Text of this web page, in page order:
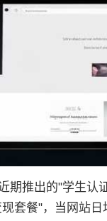
期推出的"学生认
套餐"，当网站